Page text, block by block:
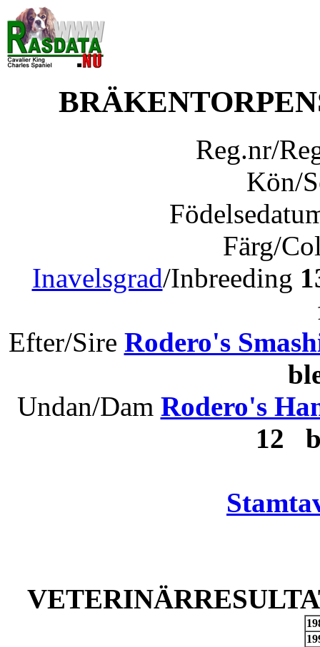
Reg.nr/
Kön/
Färg/
Inavelsgrad/Inbreeding
Efter/Sire Rodero's
Undan/Dam Rodero's
12